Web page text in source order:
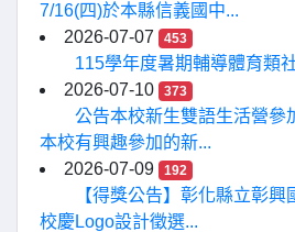
7/16(四)於本縣信義國中...
2026-07-07
453
115學年度暑期輔導體育類
2026-07-10
373
公告本校新生雙語生活營參
本校有興趣參加的新...
2026-07-09
192
【得獎公告】彰化縣立彰
校慶Logo設計徵選...